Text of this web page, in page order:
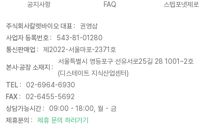
공지사항 FAQ 스텝포넷제로
주식회사칼렛바이오 대표 :
권영삼
사업자 등록번호 :
543-81-01280
통신판매업 :
제2022-서울마포-2371호
본사·공장 소재지 :
서울특별시 영등포구 선유서로25길 28 1001~2호
(디스테이트 지식산업센터)
TEL :
02-6964-6930
FAX :
02-6455-5692
상담가능시간 :
09:00 - 18:00, 월 - 금
제휴문의 :
제휴 문의 하러가기